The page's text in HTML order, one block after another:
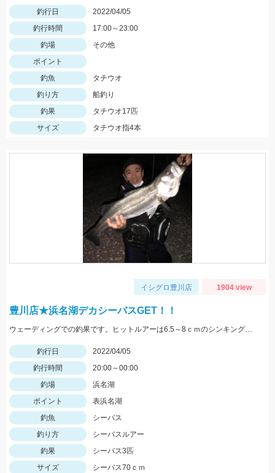
釣行日
2022/04/05
釣行時間
17:00～23:00
釣場
その他
ポイント
釣魚
タチウオ
釣り方
船釣り
釣果
タチウオ17匹
サイズ
タチウオ指4本
イシグロ豊川店 1904 view
豊川店★浜名湖デカシーバスGET！！
ウェーディングでの釣果です。ヒットルアーは6.5～8ｃｍのシンキングペンシルやミノー！
釣行日
2022/04/05
釣行時間
20:00～00:00
釣場
浜名湖
ポイント
表浜名湖
釣魚
シーバス
釣り方
シーバスルアー
釣果
シーバス3匹
サイズ
シーバス70ｃｍ